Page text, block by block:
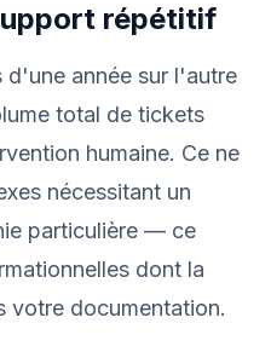
répétitif
année sur l'autre
total de tickets
humaine. Ce ne
nécessitant un
particulière — ce
dont la
votre documentation.